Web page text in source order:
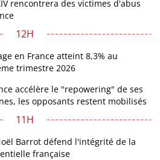
rencontrera des victimes d'abus
12H
en France atteint 8,3% au
trimestre 2026
accélère le "repowering" de ses
les opposants restent mobilisés
11H
Barrot défend l'intégrité de la
française